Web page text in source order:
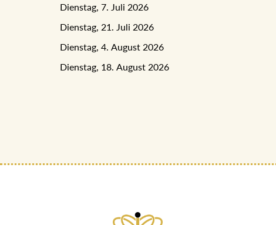
Dienstag, 7. Juli 2026
Dienstag, 21. Juli 2026
Dienstag, 4. August 2026
Dienstag, 18. August 2026